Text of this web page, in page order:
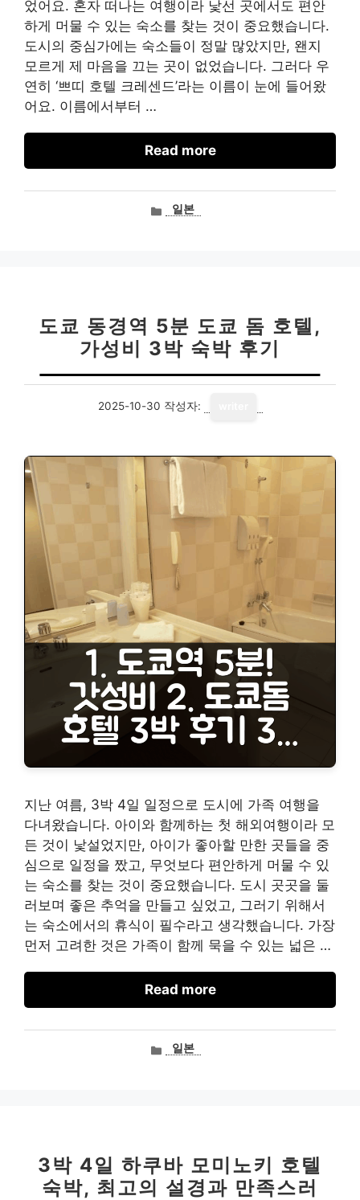
었어요. 혼자 떠나는 여행이라 낯선 곳에서도 편안
하게 머물 수 있는 숙소를 찾는 것이 중요했습니다.
도시의 중심가에는 숙소들이 정말 많았지만, 왠지
모르게 제 마음을 끄는 곳이 없었습니다. 그러다 우
연히 ‘쁘띠 호텔 크레센드’라는 이름이 눈에 들어왔
어요. 이름에서부터 …
Read more
카일본
도쿄 동경역 5분 도쿄 돔 호텔,
가성비 3박 숙박 후기
2025-10-30 작성자:
지난 여름, 3박 4일 일정으로 도시에 가족 여행을
다녀왔습니다. 아이와 함께하는 첫 해외여행이라 모
든 것이 낯설었지만, 아이가 좋아할 만한 곳들을 중
심으로 일정을 짰고, 무엇보다 편안하게 머물 수 있
는 숙소를 찾는 것이 중요했습니다. 도시 곳곳을 둘
러보며 좋은 추억을 만들고 싶었고, 그러기 위해서
는 숙소에서의 휴식이 필수라고 생각했습니다. 가장
먼저 고려한 것은 가족이 함께 묵을 수 있는 넓은 …
Read more
카일본
3박 4일 하쿠바 모미노키 호텔
숙박, 최고의 설경과 만족스러